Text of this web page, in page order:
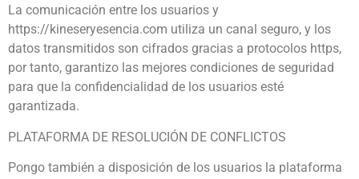
La comunicación entre los usuarios y
https://kineseryesencia.com utiliza un canal seguro, y los
datos transmitidos son cifrados gracias a protocolos https,
por tanto, garantizo las mejores condiciones de seguridad
para que la confidencialidad de los usuarios esté
garantizada.
PLATAFORMA DE RESOLUCIÓN DE CONFLICTOS
Pongo también a disposición de los usuarios la plataforma